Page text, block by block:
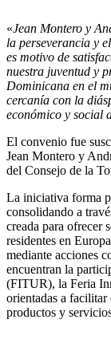
«Jean Montero y
la perseverancia y
es motivo de
nuestra juventud y
Dominicana en el
cercanía con la
económico y social
El convenio fue
Jean Montero y
del Consejo de la
La iniciativa forma
consolidando a
creada para ofrecer
residentes en
mediante acciones
encuentran la
(FITUR), la Feria
orientadas a
productos y